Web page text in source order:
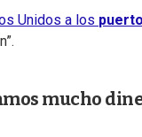
Unidos a los
mucho